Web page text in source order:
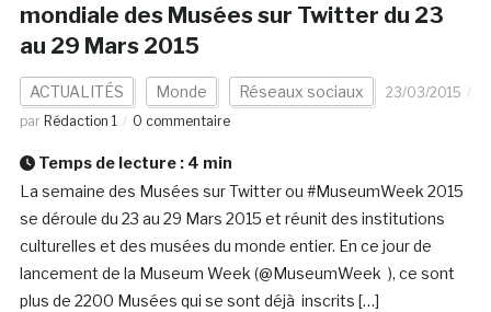
mondiale des Musées sur Twitter du 23
au 29 Mars 2015
ACTUALITÉS Monde Réseaux sociaux
23/03/2015
par Rédaction 1 0 commentaire
Temps de lecture : 4 min
La semaine des Musées sur Twitter ou #MuseumWeek 2015
se déroule du 23 au 29 Mars 2015 et réunit des institutions
culturelles et des musées du monde entier. En ce jour de
lancement de la Museum Week (@MuseumWeek ), ce sont
plus de 2200 Musées qui se sont déjà inscrits […]